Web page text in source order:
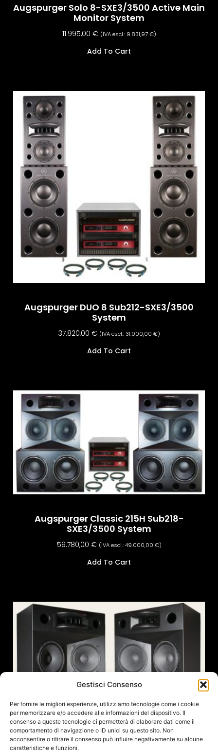
Gestisci Consenso
Per fornire le migliori esperienze, utilizziamo tecnologie come i cookie
per memorizzare e/o accedere alle informazioni del dispositivo. Il
consenso a queste tecnologie ci permetterà di elaborare dati come il
comportamento di navigazione o ID unici su questo sito. Non
acconsentire o ritirare il consenso può influire negativamente su alcune
caratteristiche e funzioni.
Augspurger Solo 8-SXE3/3500 Active Main
Monitor System
11.995,00 € (IVA escl.: 9.831,97€)
Add To Cart
Augspurger DUO 8 Sub212-SXE3/3500
System
37.820,00 € (IVA escl.:31.000,00 €)
Add To Cart
Augspurger Classic 215H Sub218-
SXE3/3500 System
59.780,00 € (IVA escl.:49.000,00 €)
Add To Cart